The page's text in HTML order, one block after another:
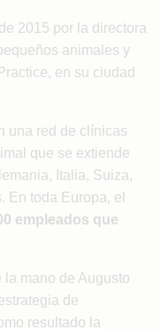
2015 por la directora
animales y
en su ciudad
una red de clínicas
que se extiende
Italia, Suiza,
En toda Europa, el
empleados que
la mano de Augusto
de
resultado la